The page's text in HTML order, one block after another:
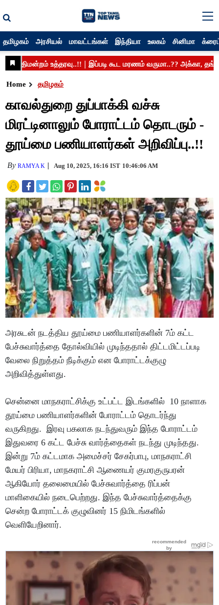
தமிழகம் அரசியல் மாவட்டங்கள் இந்தியா உலகம் சினிமா
Home தமிழகம்
காவல்துறை துப்பாக்கி வச்சு
மிரட்டினாலும் போராட்டம் தொடரும் -
தூய்மை பணியாளர்கள் அறிவிப்பு..!!
ByRAMYA K Aug 10, 2025, 16:16 IST 10:46:06 AM
அரசுடன் நடத்திய தூய்மை பணியாளர்களின் 7ம் கட்ட
பேச்சுவார்த்தை தோல்வியில் முடிந்ததால் திட்டமிட்டப்படி
வேலை நிறுத்தம் நீடிக்கும் என போராட்டக்குழு
அறிவித்துள்ளது.
சென்னை மாநகராட்சிக்கு உட்பட்ட இடங்களில் 10 நாளாக
தூய்மை பணியாளர்களின் போராட்டம் தொடர்ந்து
வருகிறது. இரவு பகலாக நடந்துவரும் இந்த போராட்டம்
இதுவரை 6 கட்ட பேச்சு வார்த்தைகள் நடந்து முடிந்தது.
இன்று 7ம் கட்டமாக அமைச்சர் சேகர்பாபு, மாநகராட்சி
மேயர் பிரியா, மாநகராட்சி ஆணையர் குமரகுருபரன்
ஆகியோர் தலைமையில் பேச்சுவார்த்தை ரிப்பன்
மாளிகையில் நடைபெற்றது. இந்த பேச்சுவார்த்தைக்கு
சென்ற போராட்டக் குழுவினர் 15 நிமிடங்களில்
வெளியேறினார்.